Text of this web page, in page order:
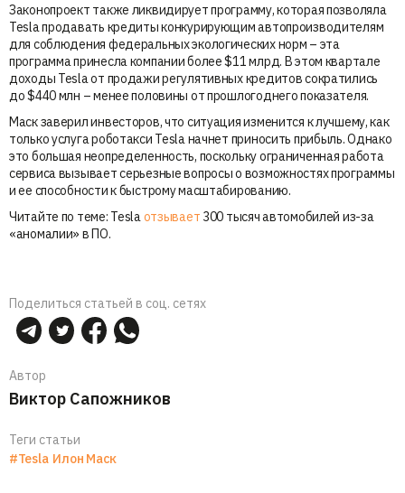
Законопроект также ликвидирует программу, которая позволяла
Tesla продавать кредиты конкурирующим автопроизводителям
для соблюдения федеральных экологических норм – эта
программа принесла компании более $11 млрд. В этом квартале
доходы Tesla от продажи регулятивных кредитов сократились
до $440 млн – менее половины от прошлогоднего показателя.
Маск заверил инвесторов, что ситуация изменится к лучшему, как
только услуга роботакси Tesla начнет приносить прибыль. Однако
это большая неопределенность, поскольку ограниченная работа
сервиса вызывает серьезные вопросы о возможностях программы
и ее способности к быстрому масштабированию.
Читайте по теме: Teslaотзывает 300 тысяч автомобилей из-за
«аномалии» в ПО.
Поделиться статьей в соц. сетях
Автор
Виктор Сапожников
Теги статьи
#Tesla Илон Маск